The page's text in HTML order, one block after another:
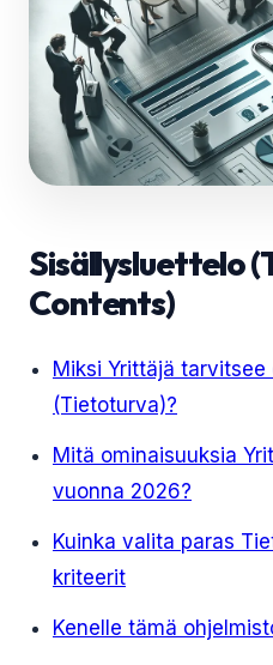
Sisällysluettelo
Contents)
Miksi Yrittäjä tarvitsee
(Tietoturva)?
Mitä ominaisuuksia
vuonna 2026?
Kuinka valita paras
kriteerit
Kenelle tämä